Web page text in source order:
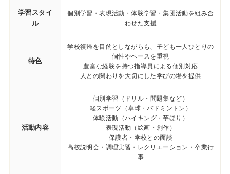
学習スタイ
ル
個別学習・表現活動・体験学習・集団活動を組み合
わせた支援
特色
学校復帰を目的としながらも、子ども一人ひとりの
個性やペースを重視
豊富な経験を持つ指導員による個別対応
人との関わりを大切にした学びの場を提供
活動内容
個別学習（ドリル・問題集など）
軽スポーツ（卓球・バドミントン）
体験活動（ハイキング・芋ほり）
表現活動（絵画・創作）
保護者・学校との面談
高校説明会・調理実習・レクリエーション・卒業行
事